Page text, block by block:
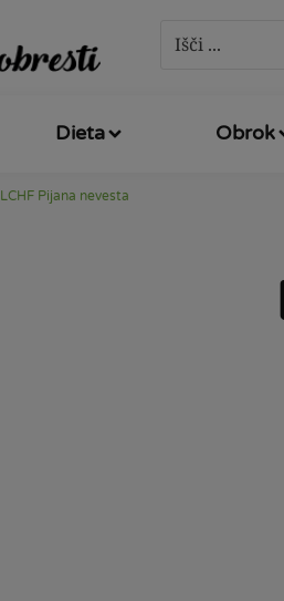
Dieta Obrok
LCHF Pijana nevesta